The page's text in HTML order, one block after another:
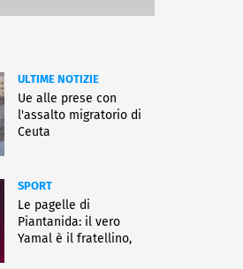
ULTIME NOTIZIE
Ue alle prese con
l'assalto migratorio di
Ceuta
SPORT
Le pagelle di
Piantanida: il vero
Yamal è il fratellino,